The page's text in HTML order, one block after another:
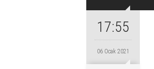
17:55
06 Ocak 2021